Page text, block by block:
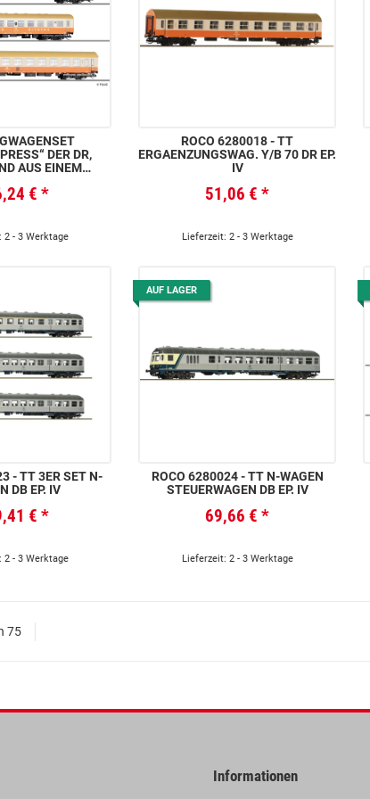
DER DR,
AUS EINEM
UND EINEM
€ *
2 - 3 Werktage
ROCO 6280018 - TT
ERGAENZUNGSWAG. Y/B 70 DR EP.
IV
51,06 € *
Lieferzeit: 2 - 3 Werktage
- TT 3ER SET N-
DB EP. IV
€ *
2 - 3 Werktage
AUF LAGER
ROCO 6280024 - TT N-WAGEN
STEUERWAGEN DB EP. IV
69,66 € *
Lieferzeit: 2 - 3 Werktage
75
Informationen